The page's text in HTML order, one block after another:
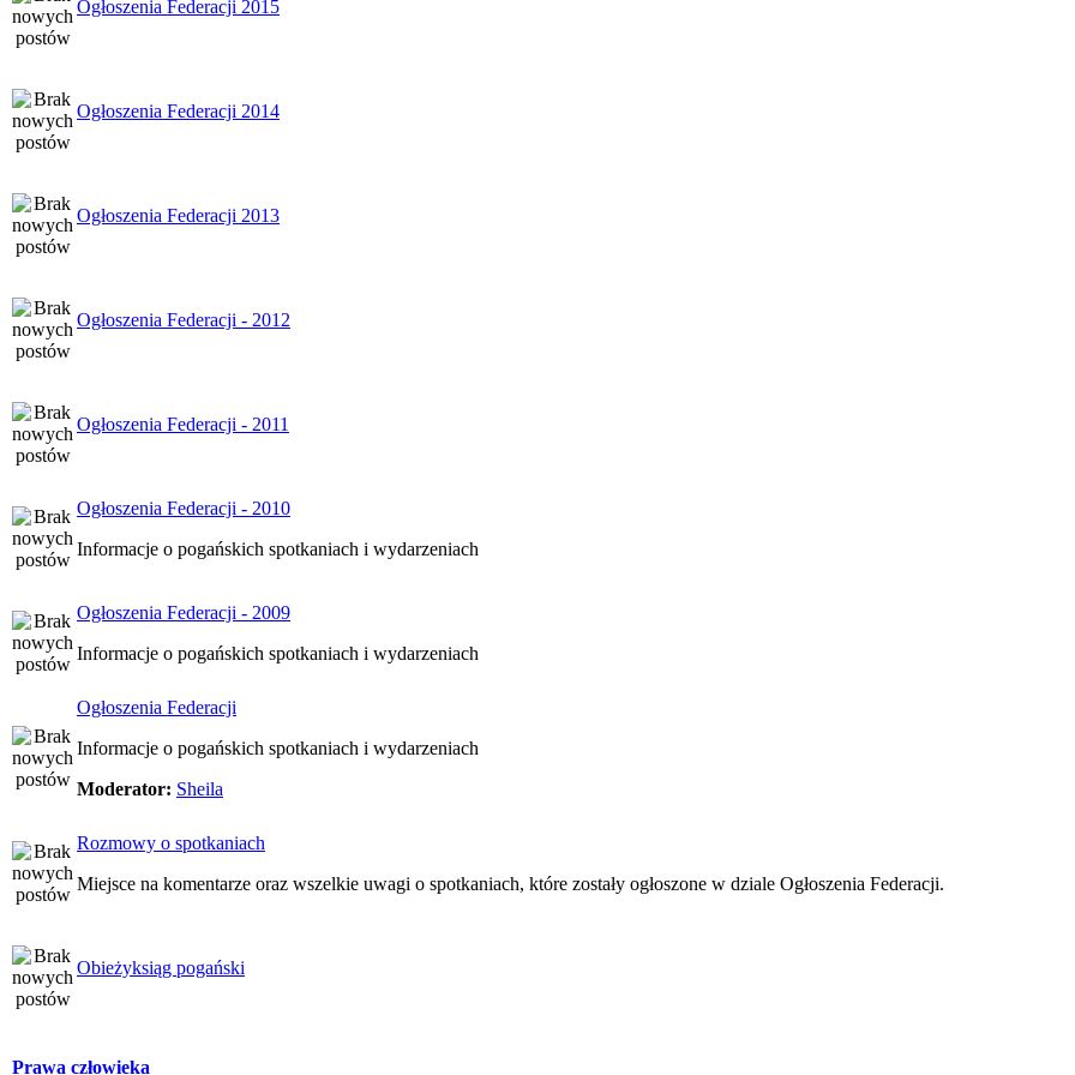
Ogłoszenia Federacji 2015
Ogłoszenia Federacji 2014
Ogłoszenia Federacji 2013
Ogłoszenia Federacji - 2012
Ogłoszenia Federacji - 2011
Ogłoszenia Federacji - 2010
Informacje o pogańskich spotkaniach i wydarzeniach
Ogłoszenia Federacji - 2009
Informacje o pogańskich spotkaniach i wydarzeniach
Ogłoszenia Federacji
Informacje o pogańskich spotkaniach i wydarzeniach
Moderator: Sheila
Rozmowy o spotkaniach
Miejsce na komentarze oraz wszelkie uwagi o spotkaniach, które zostały ogłoszone w dziale Ogłoszenia Federacji.
Obieżyksiąg pogański
Prawa człowieka